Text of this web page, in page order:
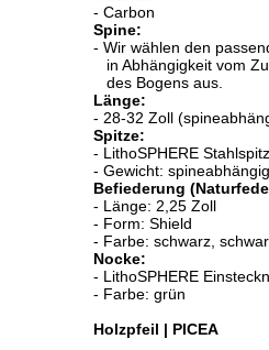
- Carbon
Spine:
- Wir wählen den
in Abhängigkeit vom
des Bogens aus.
Länge:
- 28-32 Zoll
Spitze:
- LithoSPHERE
- Gewicht: spineabhängig
Befiederung
- Länge: 2,25 Zoll
- Form: Shield
- Farbe: schwarz,
Nocke:
- LithoSPHERE
- Farbe: grün
Holzpfeil | PICEA